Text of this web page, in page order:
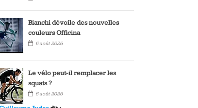
Bianchi dévoile des nouvelles
couleurs Officina
6 août 2026
Le vélo peut-il remplacer les
squats ?
6 août 2026